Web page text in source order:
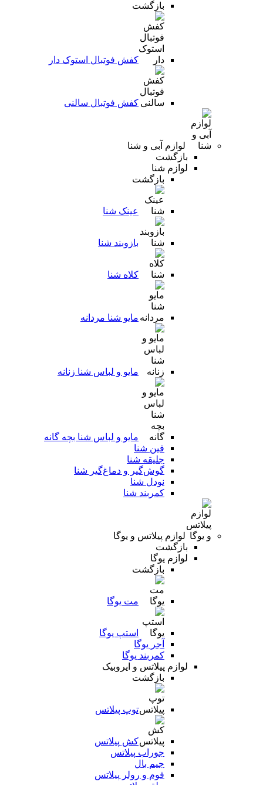
بازگشت
کفش فوتبال استوک دار
کفش فوتبال سالنی
لوازم آبی و شنا
بازگشت
لوازم شنا
بازگشت
عینک شنا
بازوبند شنا
کلاه شنا
مایو شنا مردانه
مایو و لباس شنا زنانه
مایو و لباس شنا بچه گانه
فین شنا
جلیقه شنا
گوش‌گیر و دماغ‌گیر شنا
نودل شنا
کمربند شنا
لوازم پیلاتس و یوگا
بازگشت
لوازم یوگا
بازگشت
مت یوگا
استپ یوگا
آجر یوگا
کمربند یوگا
لوازم پیلاتس و ایروبیک
بازگشت
توپ پیلاتس
کش پیلاتس
جوراب پیلاتس
جیم بال
فوم و رولر پیلاتس